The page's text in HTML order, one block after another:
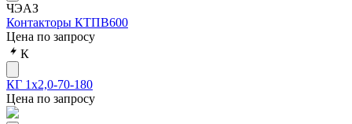
ЧЭАЗ
Контакторы КТПВ600
Цена по запросу
К
КГ 1х2,0-70-180
Цена по запросу